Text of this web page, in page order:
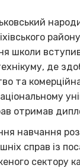
школи
де
та
отримав
навчання
справ із
сектору